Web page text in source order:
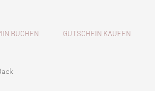
BUCHEN GUTSCHEIN KAUFEN